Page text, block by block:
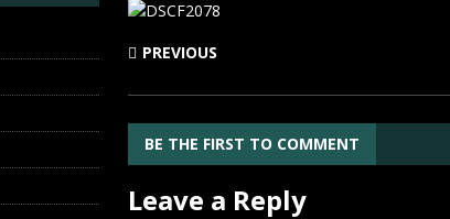
PREVIOUS
BE THE FIRST TO COMMENT
Leave a Reply